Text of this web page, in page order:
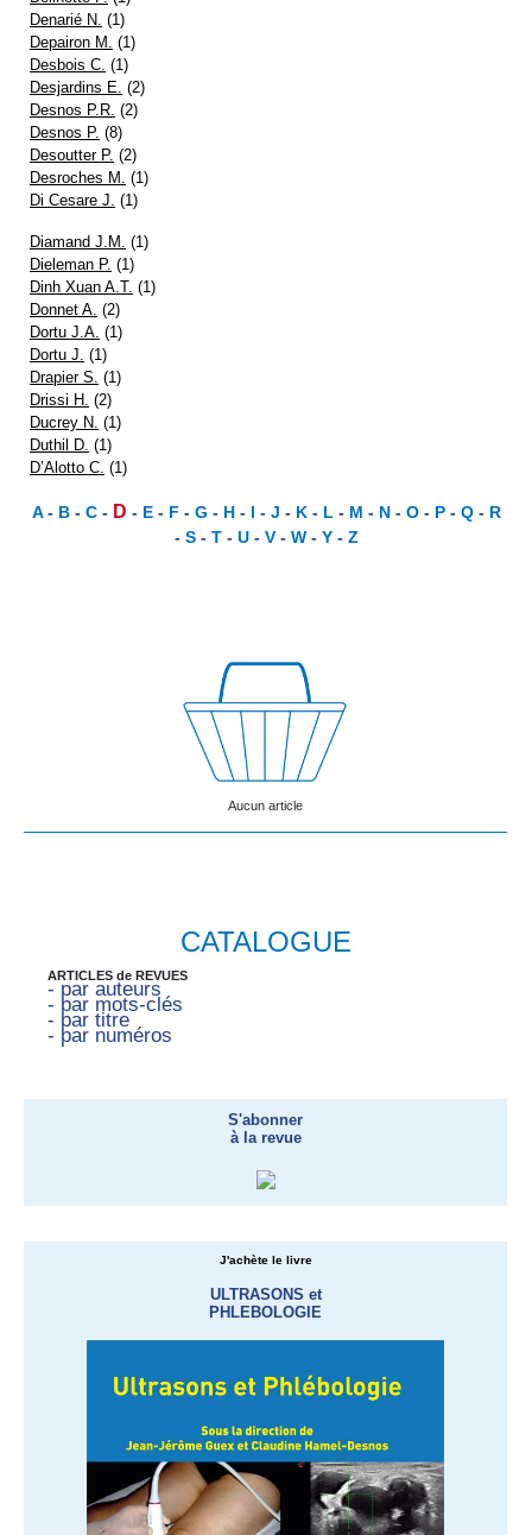
Denarié N. (1)
Depairon M.
(1)
Desbois C. (1)
Desjardins E. (2)
Desnos P.R. (2)
Desnos P. (8)
Desoutter P. (2)
Desroches M.
(1)
Di Cesare J. (1)
Diamand J.M.
(1)
Dieleman P. (1)
Dinh Xuan A.T. (1)
Donnet A. (2)
Dortu J.A. (1)
Dortu J. (1)
Drapier S. (1)
Drissi H. (2)
Ducrey N. (1)
Duthil D. (1)
D’Alotto C. (1)
A- B- C- D - E- F - G - H- I - J - K- L - M - N- O- P- Q- R
- S- T- U- V- W- Y- Z
Aucun article
CATALOGUE
ARTICLES de REVUES
- par auteurs
- par mots-clés
- par titre
- par numéros
S'abonner
à la revue
J'achète le livre
ULTRASONS et
PHLEBOLOGIE